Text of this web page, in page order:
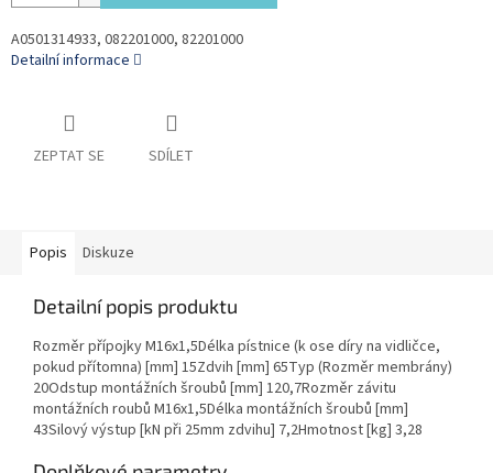
A0501314933, 082201000, 82201000
Detailní informace
ZEPTAT SE SDÍLET
Popis Diskuze
Detailní popis produktu
Rozměr přípojky M16x1,5Délka pístnice (k ose díry na vidličce,
pokud přítomna) [mm] 15Zdvih [mm] 65Typ (Rozměr membrány)
20Odstup montážních šroubů [mm] 120,7Rozměr závitu
montážních roubů M16x1,5Délka montážních šroubů [mm]
43Silový výstup [kN při 25mm zdvihu] 7,2Hmotnost [kg] 3,28